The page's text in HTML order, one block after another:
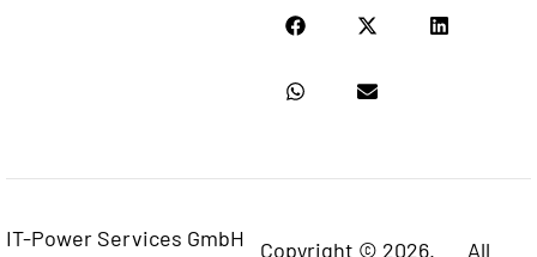
IT-Power Services GmbH Copyright © 2026. All